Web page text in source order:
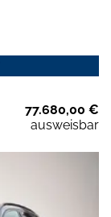
77.680,00 €
ausweisbar